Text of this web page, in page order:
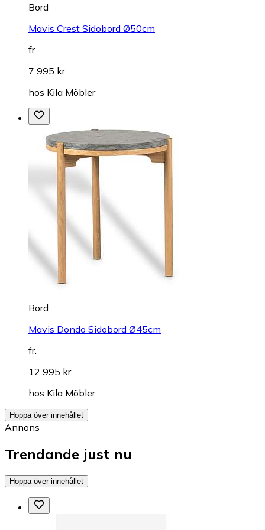
Bord
Mavis Crest Sidobord Ø50cm
fr.
7 995 kr
hos Kila Möbler
Bord
Mavis Dondo Sidobord Ø45cm
fr.
12 995 kr
hos Kila Möbler
Hoppa över innehållet
Annons
Trendande just nu
Hoppa över innehållet